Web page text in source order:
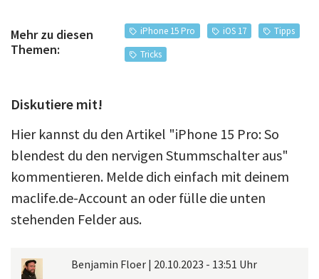
Mehr zu diesen
Themen:
iPhone 15 Pro iOS 17
Tipps
Tricks
Diskutiere mit!
Hier kannst du den Artikel "iPhone 15 Pro: So
blendest du den nervigen Stummschalter aus"
kommentieren. Melde dich einfach mit deinem
maclife.de-Account an oder fülle die unten
stehenden Felder aus.
Benjamin Floer | 20.10.2023 - 13:51 Uhr